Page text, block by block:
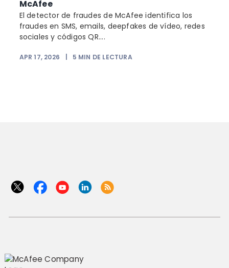
McAfee
El detector de fraudes de McAfee identifica los
fraudes en SMS, emails, deepfakes de vídeo, redes
sociales y códigos QR....
APR 17, 2026 5 MIN DE LECTURA